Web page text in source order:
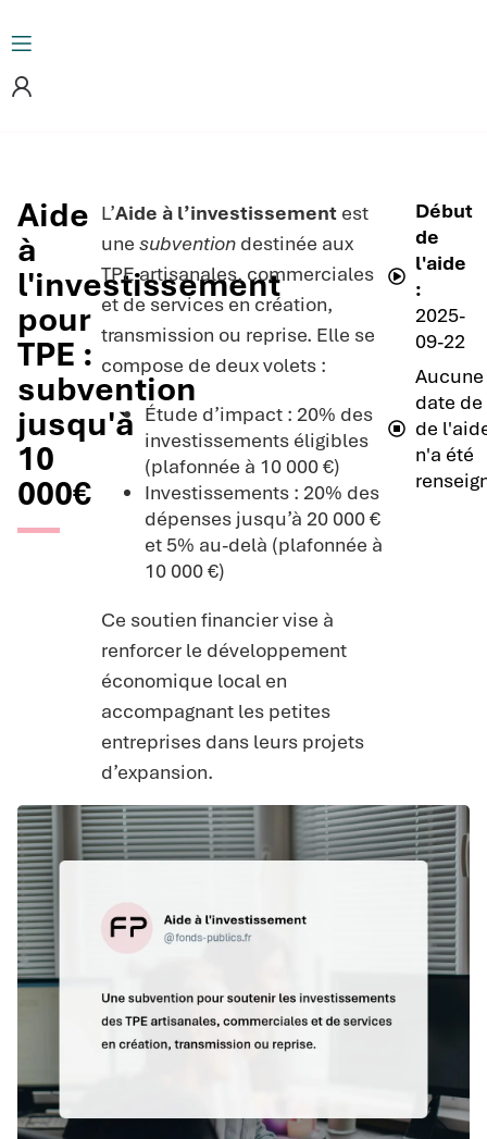
Aide
à
l'investissement
pour
TPE :
subvention
jusqu'à
10
000€
L’Aide à l’investissement est
unesubvention destinée aux
TPE artisanales, commerciales
et de services en création,
transmission ou reprise. Elle se
compose de deux volets :
Étude d’impact : 20% des
investissements éligibles
(plafonnée à 10 000 €)
Investissements : 20% des
dépenses jusqu’à 20 000 €
et 5% au-delà (plafonnée à
10 000 €)
Ce soutien financier vise à
renforcer le développement
économique local en
accompagnant les petites
entreprises dans leurs projets
d’expansion.
Début
de
l'aide
:
2025-
09-22
Aucune
date de
de
n'a été